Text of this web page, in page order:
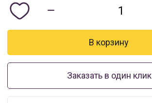
Заказать в один клик